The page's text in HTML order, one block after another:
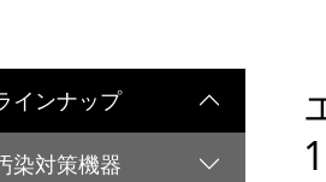
インナップ
染対策機器